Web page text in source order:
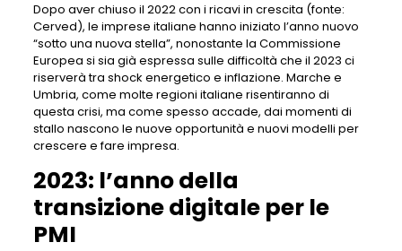
Dopo aver chiuso il 2022 con i ricavi in crescita (fonte:
Cerved), le imprese italiane hanno iniziato l’anno nuovo
“sotto una nuova stella”, nonostante la Commissione
Europea si sia già espressa sulle difficoltà che il 2023 ci
riserverà tra shock energetico e inflazione. Marche e
Umbria, come molte regioni italiane risentiranno di
questa crisi, ma come spesso accade, dai momenti di
stallo nascono le nuove opportunità e nuovi modelli per
crescere e fare impresa.
2023: l’anno della
transizione digitale per le
PMI